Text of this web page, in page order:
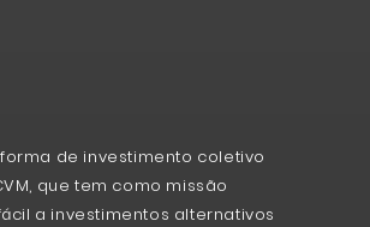
de investimento coletivo
que tem como missão
a investimentos alternativos